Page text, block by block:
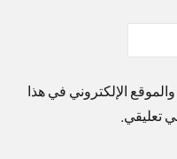
الإلكتروني في هذا
تعليقي.